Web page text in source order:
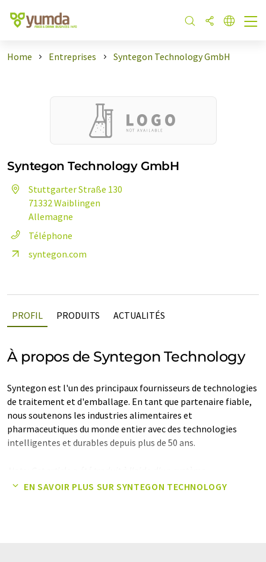
Home Entreprises Syntegon Technology GmbH
Syntegon Technology GmbH
Stuttgarter Straße 130
71332 Waiblingen
Allemagne
Téléphone
syntegon.com
PROFIL PRODUITS ACTUALITÉS
À propos de Syntegon Technology
Syntegon est l'un des principaux fournisseurs de technologies
de traitement et d'emballage. En tant que partenaire fiable,
nous soutenons les industries alimentaires et
pharmaceutiques du monde entier avec des technologies
intelligentes et durables depuis plus de 50 ans.
informatique sans intervention humaine. LUMITOS propose
EN SAVOIR PLUS SUR SYNTEGON TECHNOLOGY